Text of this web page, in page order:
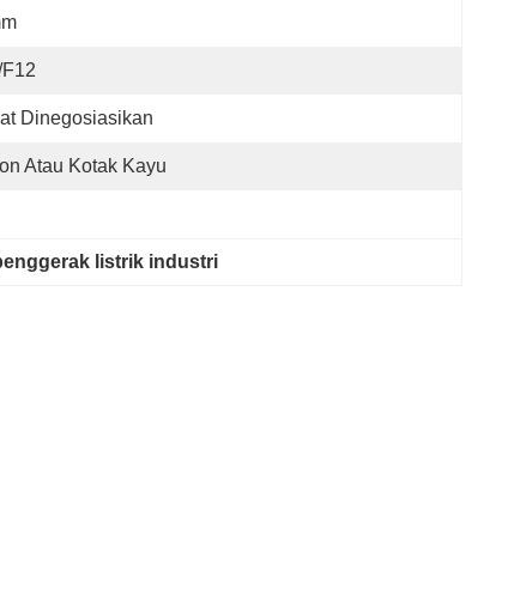
Dinegosiasikan
Atau Kotak Kayu
listrik industri